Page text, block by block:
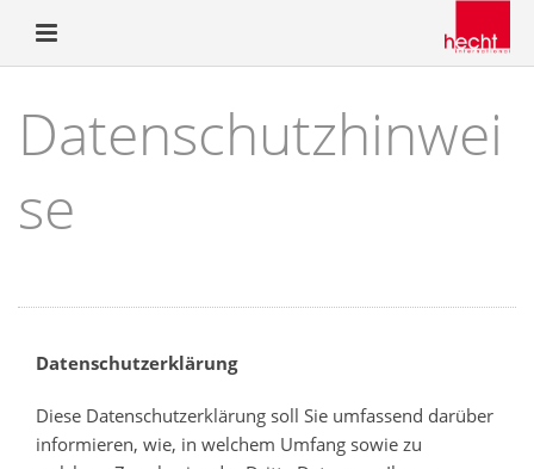
Datenschutzhinwei
se
Datenschutzerklärung
Diese Datenschutzerklärung soll Sie umfassend darüber
informieren, wie, in welchem Umfang sowie zu